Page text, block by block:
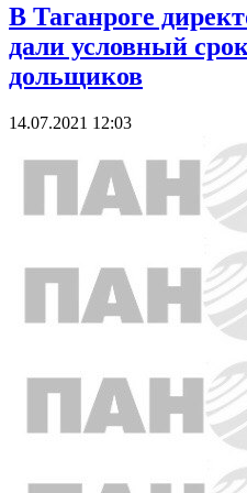
В Таганроге
дали условный
дольщиков
14.07.2021 12:03